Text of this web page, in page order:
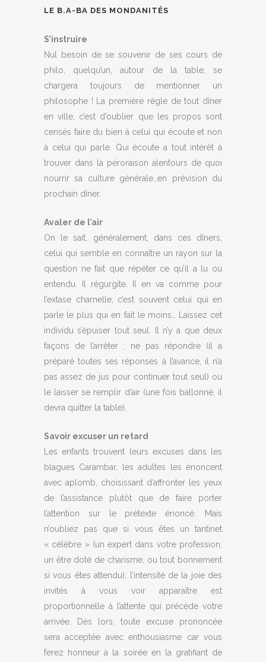
LE B.A-BA DES MONDANITÉS
S’instruire
Nul besoin de se souvenir de ses cours de
philo, quelqu’un, autour de la table, se
chargera toujours de mentionner un
philosophe ! La première règle de tout dîner
en ville, c’est d’oublier que les propos sont
censés faire du bien à celui qui écoute et non
à celui qui parle. Qui écoute a tout intérêt à
trouver dans la péroraison alentours de quoi
nourrir sa culture générale…en prévision du
prochain dîner.
Avaler de l’air
On le sait, généralement, dans ces dîners,
celui qui semble en connaître un rayon sur la
question ne fait que répéter ce qu’il a lu ou
entendu. Il régurgite. Il en va comme pour
l’extase charnelle, c’est souvent celui qui en
parle le plus qui en fait le moins… Laissez cet
individu s’épuiser tout seul. Il n’y a que deux
façons de l’arrêter : ne pas répondre (il a
préparé toutes ses réponses à l’avance, il n’a
pas assez de jus pour continuer tout seul) ou
le laisser se remplir d’air (une fois ballonné, il
devra quitter la table).
Savoir excuser un retard
Les enfants trouvent leurs excuses dans les
blagues Carambar, les adultes les énoncent
avec aplomb, choisissant d’affronter les yeux
de l’assistance plutôt que de faire porter
l’attention sur le prétexte énoncé. Mais
n’oubliez pas que si vous êtes un tantinet
« célèbre » (un expert dans votre profession,
un être doté de charisme, ou tout bonnement
si vous êtes attendu), l’intensité de la joie des
invités à vous voir apparaître est
proportionnelle à l’attente qui précède votre
arrivée. Dès lors, toute excuse prononcée
sera acceptée avec enthousiasme car vous
ferez honneur à la soirée en la gratifiant de